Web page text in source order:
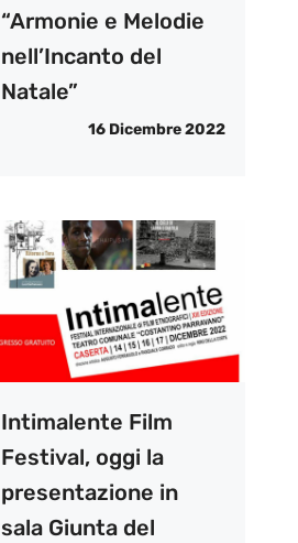
“Armonie e Melodie
nell’Incanto del
Natale”
16 Dicembre 2022
Intimalente Film
Festival, oggi la
presentazione in
sala Giunta del